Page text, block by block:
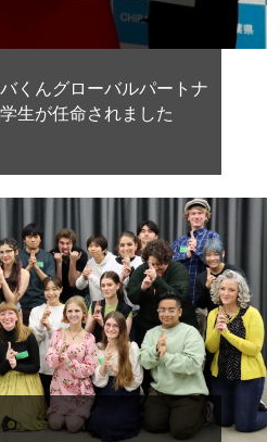
くんグローバルパートナ
生が任命されました